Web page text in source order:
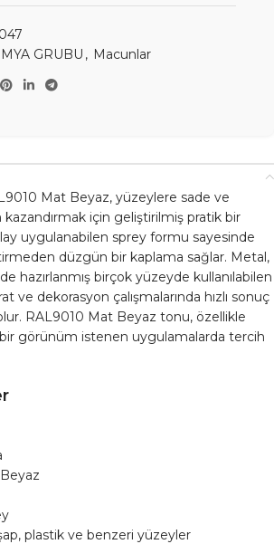
GRUBU , Macunlar
Mat Beyaz, yüzeylere sade ve
için geliştirilmiş pratik bir
uygulanabilen sprey formu sayesinde
düzgün bir kaplama sağlar. Metal,
hazırlanmış birçok yüzeyde kullanılabilen
ve dekorasyon çalışmalarında hızlı sonuç
olur. RAL9010 Mat Beyaz tonu, özellikle
bir görünüm istenen uygulamalarda tercih
plastik ve benzeri yüzeyler